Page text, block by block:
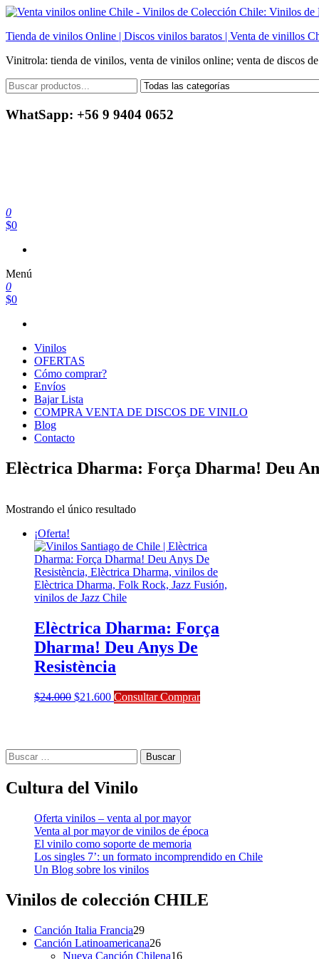
Saltar
contenido
Tienda de vinilos Online | Discos vinilos baratos | Venta de vinillos
Vinitrola: tienda de vinilos, venta de vinilos online; venta de discos
WhatSapp: +56 9 9404 0652
0
$0
Menú
0
$0
Vinilos
OFERTAS
Cómo comprar?
Envíos
Bajar Lista
COMPRA VENTA DE DISCOS DE VINILO
Blog
Contacto
Elèctrica Dharma: Força Dharma! Deu
Mostrando el único resultado
¡Oferta!
Elèctrica Dharma: Força
Dharma! Deu Anys De
Resistència
$24.000 El
$24.000.
$21.600El
$21.600.
Consultar Comprar
Buscar:
Cultura del Vinilo
Oferta vinilos – venta al por mayor
Venta al por mayor de vinilos de época
El vinilo como soporte de memoria
Los singles 7’: un formato incomprendido en Chile
Un Blog sobre los vinilos
Vinilos de colección CHILE
Canción Italia Francia2929
productos
Canción Latinoamericana2626
productos
Nueva Canción Chilena1616